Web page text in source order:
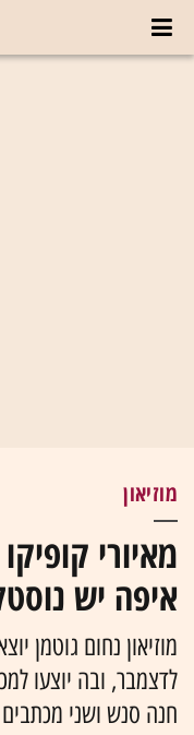
מוזיאון
מאיורי
איפה יש
לדצמבר, ובה יוצעו
חנה סנש ושני מכתבים